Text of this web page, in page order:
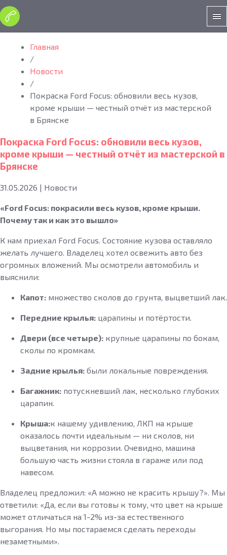
Главная
/
Новости
/
Покраска Ford Focus: обновили весь кузов,
кроме крыши — честный отчёт из мастерской
в Брянске
Покраска Ford Focus: обновили весь кузов,
кроме крыши — честный отчёт из мастерской в
Брянске
31.05.2026 | Новости
«Ford Focus: покрасили весь кузов, кроме крыши.
Почему так и как это вышло»
К нам приехал Ford Focus. Состояние кузова оставляло
желать лучшего. Владелец хотел освежить авто без
огромных вложений. Мы осмотрели автомобиль и
выяснили:
Капот: множество сколов до грунта, выцветший лак.
Передние крылья: царапины и потёртости.
Двери (все четыре): крупные царапины по бокам,
сколы по кромкам.
Задние крылья: были локальные повреждения.
Багажник: потускневший лак, несколько глубоких
царапин.
Крыша:к нашему удивлению, ЛКП на крыше
оказалось почти идеальным — ни сколов, ни
выцветания, ни коррозии. Очевидно, машина
большую часть жизни стояла в гараже или под
навесом.
Владелец предложил: «А можно не красить крышу?». Мы
ответили: «Да, если вы готовы к тому, что цвет на крыше
может отличаться на 1-2% из-за естественного
выгорания. Но мы постараемся сделать переходы
незаметными».